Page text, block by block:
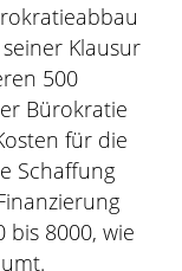
Klausur
500
Bürokratie
für die
Schaffung
bis 8000, wie